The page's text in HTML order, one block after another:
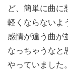
ど、簡単に曲に
軽くならないよ
感情が違う曲が
なっちゃうなと
やっていました